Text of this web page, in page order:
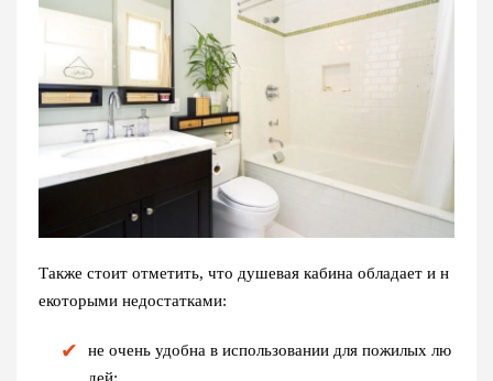
Также стоит отметить, что душевая кабина обладает и н
екоторыми недостатками:
не очень удобна в использовании для пожилых лю
дей;